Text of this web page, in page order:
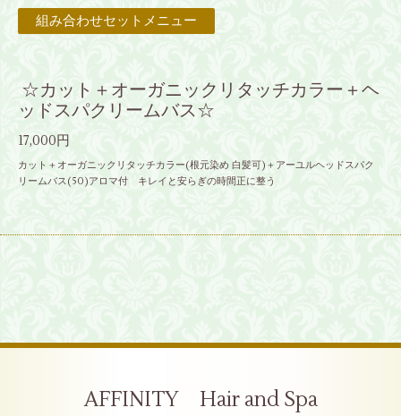
組み合わせセットメニュー
☆カット＋オーガニックリタッチカラー＋ヘ
ッドスパクリームバス☆
17,000円
カット＋オーガニックリタッチカラー(根元染め 白髪可)＋アーユルヘッドスパク
リームバス(50)アロマ付 キレイと安らぎの時間正に整う
AFFINITY Hair and Spa